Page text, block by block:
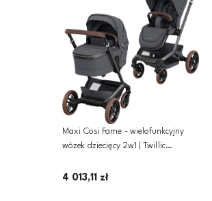
Maxi Cosi Fame - wielofunkcyjny
wózek dziecięcy 2w1 | Twillic
4 013,11 zł